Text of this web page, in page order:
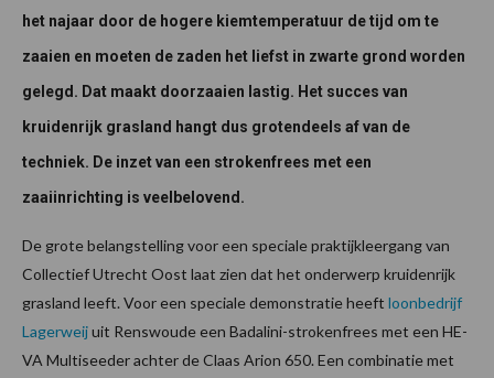
het najaar door de hogere kiemtemperatuur de tijd om te
zaaien en moeten de zaden het liefst in zwarte grond worden
gelegd. Dat maakt doorzaaien lastig. Het succes van
kruidenrijk grasland hangt dus grotendeels af van de
techniek. De inzet van een strokenfrees met een
zaaiinrichting is veelbelovend.
De grote belangstelling voor een speciale praktijkleergang van
Collectief Utrecht Oost laat zien dat het onderwerp kruidenrijk
grasland leeft. Voor een speciale demonstratie heeft loonbedrijf
Lagerweijuit Renswoude een Badalini-strokenfrees met een HE-
VA Multiseeder achter de Claas Arion 650. Een combinatie met